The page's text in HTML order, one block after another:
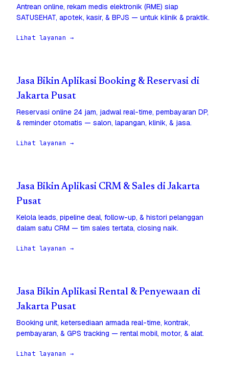
Antrean online, rekam medis elektronik (RME) siap
SATUSEHAT, apotek, kasir, & BPJS — untuk klinik & praktik.
Lihat layanan →
Jasa Bikin Aplikasi Booking & Reservasi di
Jakarta Pusat
Reservasi online 24 jam, jadwal real-time, pembayaran DP,
& reminder otomatis — salon, lapangan, klinik, & jasa.
Lihat layanan →
Jasa Bikin Aplikasi CRM & Sales di Jakarta
Pusat
Kelola leads, pipeline deal, follow-up, & histori pelanggan
dalam satu CRM — tim sales tertata, closing naik.
Lihat layanan →
Jasa Bikin Aplikasi Rental & Penyewaan di
Jakarta Pusat
Booking unit, ketersediaan armada real-time, kontrak,
pembayaran, & GPS tracking — rental mobil, motor, & alat.
Lihat layanan →